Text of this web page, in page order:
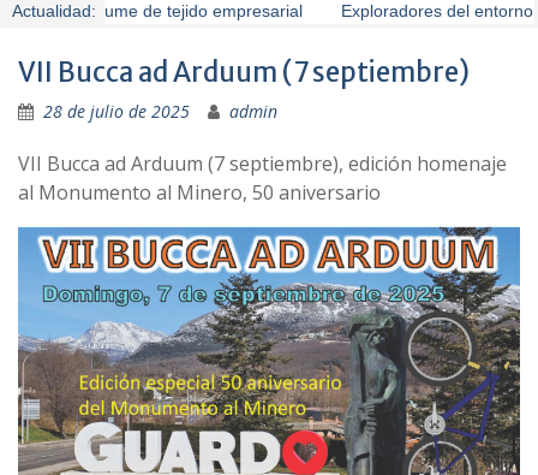
Actualidad:presume de tejido empresarial Exploradores del entorno
VII Bucca ad Arduum (7 septiembre)
28 de julio de 2025 admin
VII Bucca ad Arduum (7 septiembre), edición homenaje
al Monumento al Minero, 50 aniversario